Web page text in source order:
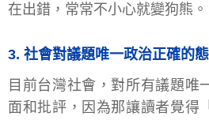
在出錯，常常不小心就變狗熊。
3. 社會對議題唯一政治正確的
目前台灣社會，對所有議題唯
面和批評，因為那讓讀者覺得